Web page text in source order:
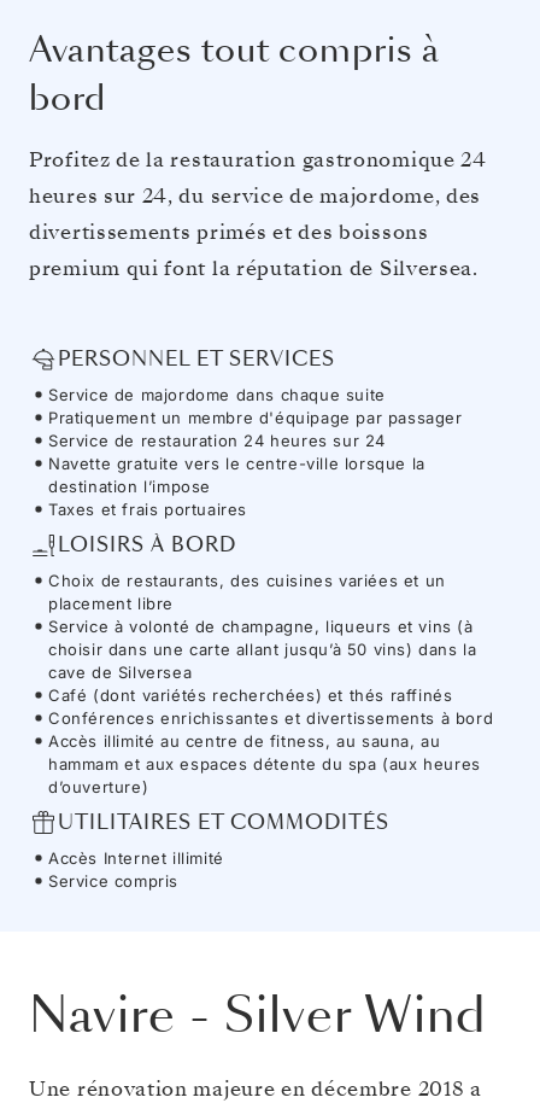
Avantages tout compris à
bord
Profitez de la restauration gastronomique 24
heures sur 24, du service de majordome, des
divertissements primés et des boissons
premium qui font la réputation de Silversea.
PERSONNEL ET SERVICES
Service de majordome dans chaque suite
Pratiquement un membre d'équipage par passager
Service de restauration 24 heures sur 24
Navette gratuite vers le centre-ville lorsque la
destination l’impose
Taxes et frais portuaires
LOISIRS À BORD
Choix de restaurants, des cuisines variées et un
placement libre
Service à volonté de champagne, liqueurs et vins (à
choisir dans une carte allant jusqu’à 50 vins) dans la
cave de Silversea
Café (dont variétés recherchées) et thés raffinés
Conférences enrichissantes et divertissements à bord
Accès illimité au centre de fitness, au sauna, au
hammam et aux espaces détente du spa (aux heures
d’ouverture)
UTILITAIRES ET COMMODITÉS
Accès Internet illimité
Service compris
Navire - Silver Wind
Une rénovation majeure en décembre 2018 a